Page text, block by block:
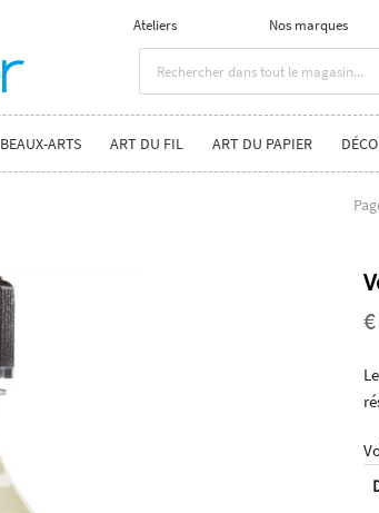
Ateliers Nos marques
BEAUX-ARTS ART DU FIL ART DU PAPIER DÉCO